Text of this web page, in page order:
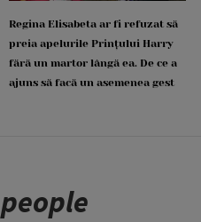
Regina Elisabeta ar fi refuzat să
preia apelurile Prințului Harry
fără un martor lângă ea. De ce a
ajuns să facă un asemenea gest
people